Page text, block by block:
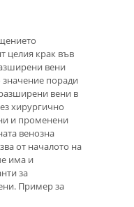
целия крак във
вени
поради
вени в
хирургично
и променени
венозна
от началото на
има и
за
Пример за